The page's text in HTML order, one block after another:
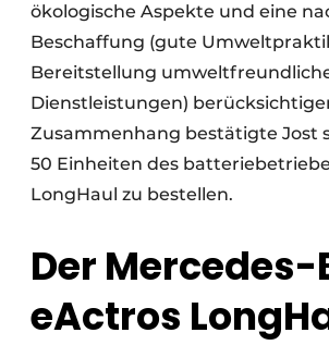
ökologische Aspekte und eine
Beschaffung (gute
Bereitstellung
Dienstleistungen)
Zusammenhang bestätigte Jost
50 Einheiten des
LongHaul zu bestellen.
Der Mercedes-
eActros